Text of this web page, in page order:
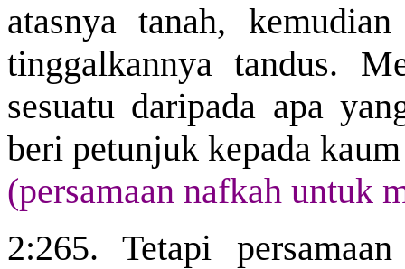
atasnya tanah,
tinggalkannya tandus.
sesuatu daripada apa
beri petunjuk kepada
(persamaan nafkah untuk
2:265. Tetapi